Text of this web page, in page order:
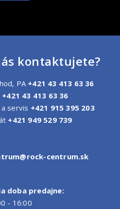
kontaktujete?
PA +421 43 413 63 36
+421 43 413 63 36
servis +421 915 395 203
+421 949 529 739
centrum.sk
doba predajne:
- 16:00